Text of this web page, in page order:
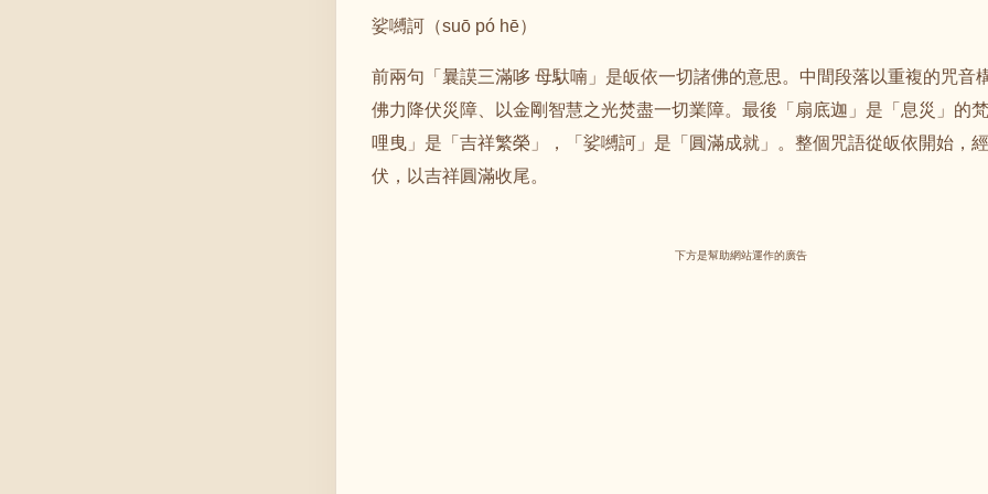
娑嚩訶（suō pó hē）
前兩句「曩謨三滿哆 母馱喃」是皈依一切諸佛的意思。中間段落以重複的咒音
佛力降伏災障、以金剛智慧之光焚盡一切業障。最後「扇底迦」是「息災」的
哩曳」是「吉祥繁榮」，「娑嚩訶」是「圓滿成就」。整個咒語從皈依開始，
伏，以吉祥圓滿收尾。
下方是幫助網站運作的廣告